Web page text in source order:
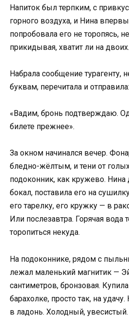
Напиток был терпким, с
горного воздуха, и Нина
попробовала его не торопясь,
прикидывая, хватит ли на двоих.
Набрала сообщение турагенту,
буквам, перечитала и отправила:
«Вадим, бронь подтверждаю.
билете прежнее».
За окном начинался вечер.
бледно-жёлтым, и тени от
подоконник, как кружево.
бокал, поставила его на
его тарелку, его кружку — в
Или послезавтра. Горячая вода
торопиться некуда.
На подоконнике, рядом с
лежал маленький магнитик —
сантиметров, бронзовая.
барахолке, просто так, на
в ладонь. Холодный,